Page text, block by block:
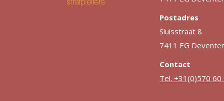
Postadres
Sluisstraat 8
7411 EG Deventer
Contact
Tel. +31(0)570 60